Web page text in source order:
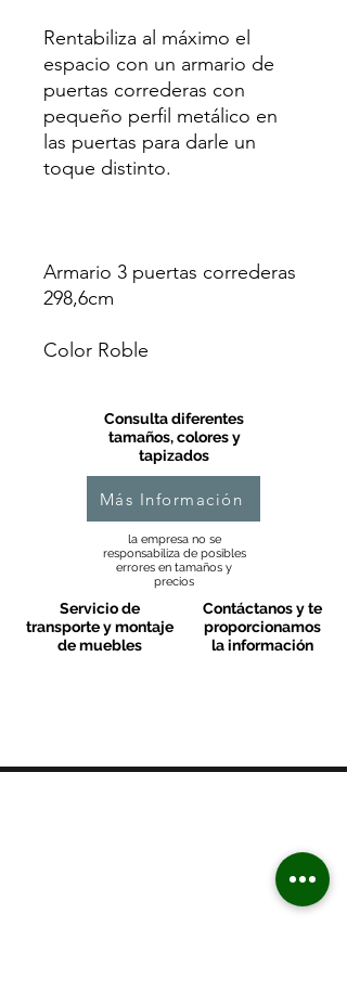
Rentabiliza al máximo el
espacio con un armario de
puertas correderas con
pequeño perfil metálico en
las puertas para darle un
toque distinto.
Armario 3 puertas correderas
298,6cm
Color Roble
Consulta diferentes
tamaños, colores y
tapizados
Más Información
la empresa no se
responsabiliza de posibles
errores en tamaños y
precios
Servicio de
transporte y montaje
de muebles
Contáctanos y te
proporcionamos
la información